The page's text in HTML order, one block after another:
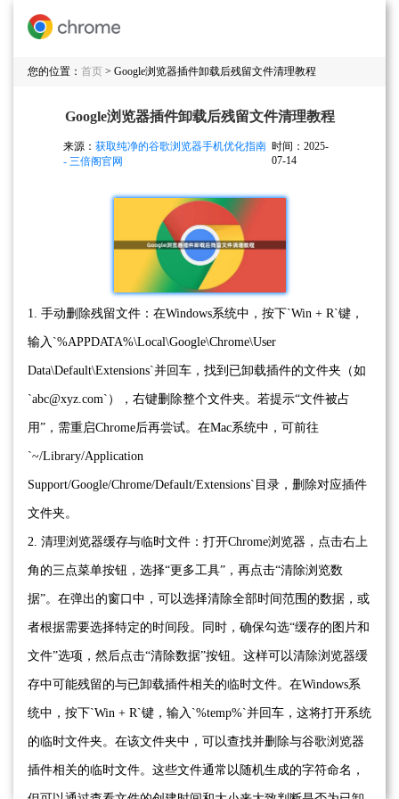
您的位置： 首页 > Google浏览器插件卸载后残留文件清理教程
Google浏览器插件卸载后残留文件清理教程
来源： 获取纯净的谷歌浏览器手机优化指南
- 三倍阁官网
时间：2025-
07-14
1. 手动删除残留文件：在Windows系统中，按下`Win + R`键，
输入`%APPDATA%\Local\Google\Chrome\User
Data\Default\Extensions`并回车，找到已卸载插件的文件夹（如
`abc@xyz.com`），右键删除整个文件夹。若提示“文件被占
用”，需重启Chrome后再尝试。在Mac系统中，可前往
`~/Library/Application
Support/Google/Chrome/Default/Extensions`目录，删除对应插件
文件夹。
2. 清理浏览器缓存与临时文件：打开Chrome浏览器，点击右上
角的三点菜单按钮，选择“更多工具”，再点击“清除浏览数
据”。在弹出的窗口中，可以选择清除全部时间范围的数据，或
者根据需要选择特定的时间段。同时，确保勾选“缓存的图片和
文件”选项，然后点击“清除数据”按钮。这样可以清除浏览器缓
存中可能残留的与已卸载插件相关的临时文件。在Windows系
统中，按下`Win + R`键，输入`%temp%`并回车，这将打开系统
的临时文件夹。在该文件夹中，可以查找并删除与谷歌浏览器
插件相关的临时文件。这些文件通常以随机生成的字符命名，